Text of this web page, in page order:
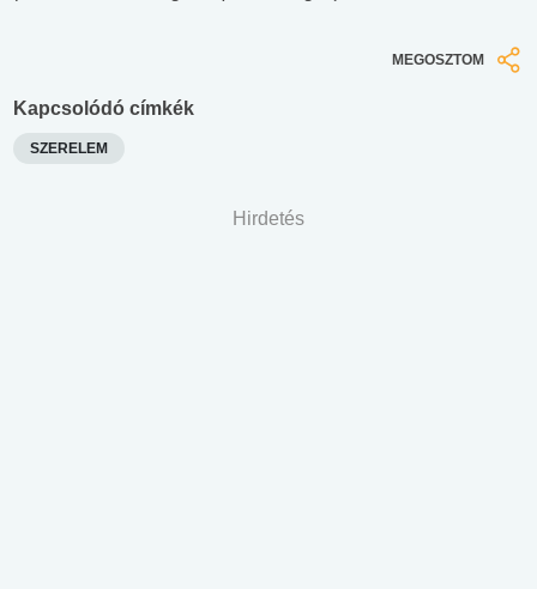
MEGOSZTOM
Kapcsolódó címkék
SZERELEM
Hirdetés